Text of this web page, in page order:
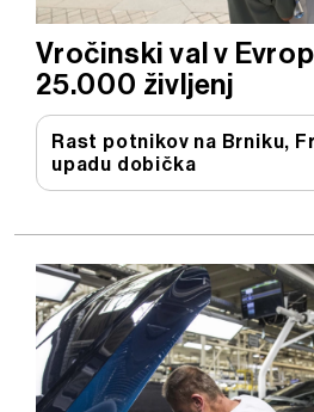
Vročinski val v
25.000 življenj
Rast potnikov na Brniku,
upadu dobička